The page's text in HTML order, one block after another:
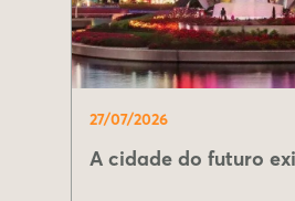
27/07/2026
A cidade do futuro